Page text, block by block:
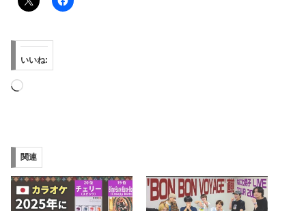
いいね:
読
み
中…
関連